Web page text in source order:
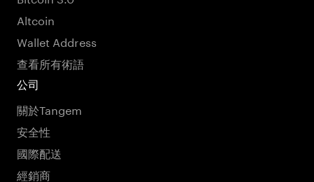
Altcoin
Wallet Address
查看所有術語
公司
關於Tangem
安全性
國際配送
經銷商